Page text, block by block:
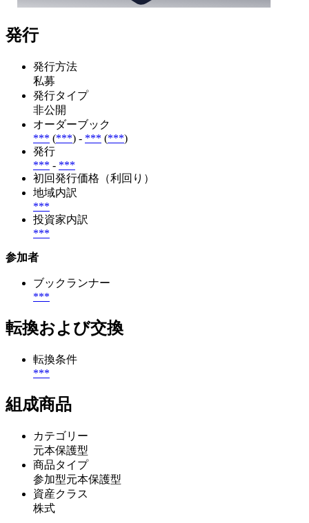
発行
発行方法
私募
発行タイプ
非公開
オーダーブック
*** (***) - *** (***)
発行
*** - ***
初回発行価格（利回り）
地域内訳
***
投資家内訳
***
参加者
ブックランナー
***
転換および交換
転換条件
***
組成商品
カテゴリー
元本保護型
商品タイプ
参加型元本保護型
資産クラス
株式